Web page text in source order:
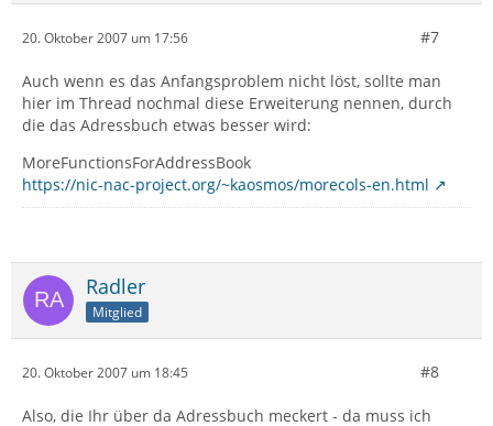
20. Oktober 2007 um 17:56 #7
Auch wenn es das Anfangsproblem nicht löst, sollte man
hier im Thread nochmal diese Erweiterung nennen, durch
die das Adressbuch etwas besser wird:
MoreFunctionsForAddressBook
https://nic-nac-project.org/~kaosmos/morecols-en.html
Radler
Mitglied
20. Oktober 2007 um 18:45 #8
Also, die Ihr über da Adressbuch meckert - da muss ich